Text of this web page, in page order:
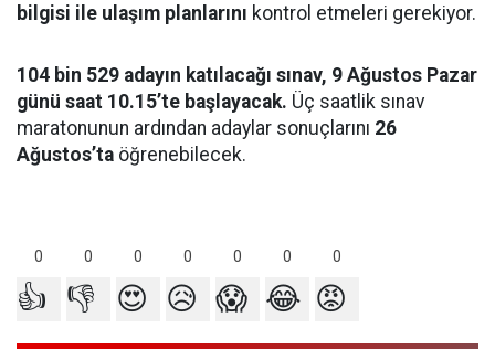
bilgisi ile ulaşım planlarını kontrol etmeleri gerekiyor.
104 bin 529 adayın katılacağı sınav, 9 Ağustos Pazar
günü saat 10.15’te başlayacak. Üç saatlik sınav
maratonunun ardından adaylar sonuçlarını 26
Ağustos’ta öğrenebilecek.
0 0 0 0 0 0 0
👍 👎 😍 😥 😱 😂 😡